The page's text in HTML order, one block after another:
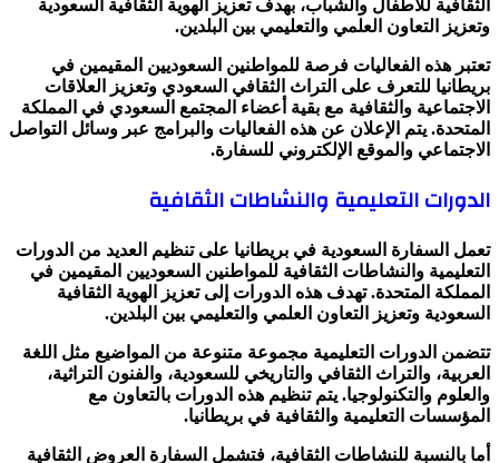
الثقافية للأطفال والشباب، بهدف تعزيز الهوية الثقافية السعودية
وتعزيز التعاون العلمي والتعليمي بين البلدين.
تعتبر هذه الفعاليات فرصة للمواطنين السعوديين المقيمين في
بريطانيا للتعرف على التراث الثقافي السعودي وتعزيز العلاقات
الاجتماعية والثقافية مع بقية أعضاء المجتمع السعودي في المملكة
المتحدة. يتم الإعلان عن هذه الفعاليات والبرامج عبر وسائل التواصل
الاجتماعي والموقع الإلكتروني للسفارة.
الدورات التعليمية والنشاطات الثقافية
تعمل السفارة السعودية في بريطانيا على تنظيم العديد من الدورات
التعليمية والنشاطات الثقافية للمواطنين السعوديين المقيمين في
المملكة المتحدة. تهدف هذه الدورات إلى تعزيز الهوية الثقافية
السعودية وتعزيز التعاون العلمي والتعليمي بين البلدين.
تتضمن الدورات التعليمية مجموعة متنوعة من المواضيع مثل اللغة
العربية، والتراث الثقافي والتاريخي للسعودية، والفنون التراثية،
والعلوم والتكنولوجيا. يتم تنظيم هذه الدورات بالتعاون مع
المؤسسات التعليمية والثقافية في بريطانيا.
أما بالنسبة للنشاطات الثقافية، فتشمل السفارة العروض الثقافية